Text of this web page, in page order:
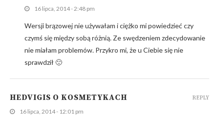
16 lipca, 2014 - 2:48 pm
Wersji brązowej nie używałam i ciężko mi powiedzieć czy
czymś się między sobą różnią. Ze swędzeniem zdecydowanie
nie miałam problemów. Przykro mi, że u Ciebie się nie
sprawdził 🙁
HEDVIGIS O KOSMETYKACH
16 lipca, 2014 - 12:01 pm
REPLY